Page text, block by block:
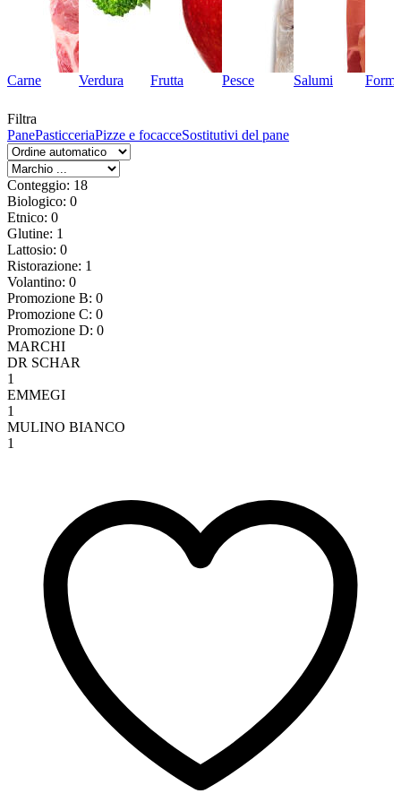
Carne Verdura Frutta Pesce Salumi
Filtra
PanePasticceriaPizze e focacceSostitutivi del pane
Conteggio: 18
Biologico: 0
Etnico: 0
Glutine: 1
Lattosio: 0
Ristorazione: 1
Volantino: 0
Promozione B: 0
Promozione C: 0
Promozione D: 0
MARCHI
DR SCHAR
1
EMMEGI
1
MULINO BIANCO
1